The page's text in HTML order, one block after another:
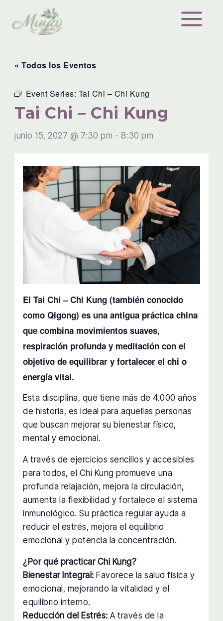
contenido
« Todos los Eventos
Event Series: Tai Chi – Chi Kung
Tai Chi – Chi Kung
junio 15, 2027 @ 7:30 pm - 8:30 pm
El Tai Chi – Chi Kung (también conocido
como Qigong) es una antigua práctica china
que combina movimientos suaves,
respiración profunda y meditación con el
objetivo de equilibrar y fortalecer el chi o
energía vital.
Esta disciplina, que tiene más de 4.000 años
de historia, es ideal para aquellas personas
que buscan mejorar su bienestar físico,
mental y emocional.
A través de ejercicios sencillos y accesibles
para todos, el Chi Kung promueve una
profunda relajación, mejora la circulación,
aumenta la flexibilidad y fortalece el sistema
inmunológico. Su práctica regular ayuda a
reducir el estrés, mejora el equilibrio
emocional y potencia la concentración.
¿Por qué practicar Chi Kung?
Bienestar Integral: Favorece la salud física y
emocional, mejorando la vitalidad y el
equilibrio interno.
Reducción del Estrés: A través de la